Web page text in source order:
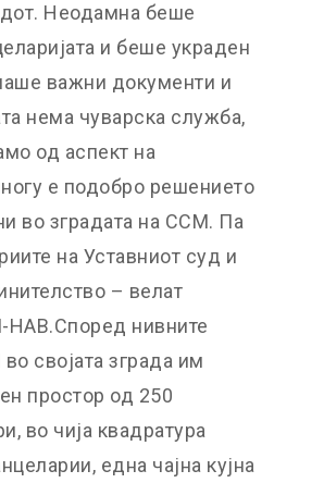
Неодамна беше
и беше украден
важни документи и
нема чуварска служба,
од аспект на
е подобро решението
во зградата на ССМ. Па
на Уставниот суд и
– велат
НАВ.Според нивните
својата зграда им
простор од 250
во чија квадратура
една чајна кујна